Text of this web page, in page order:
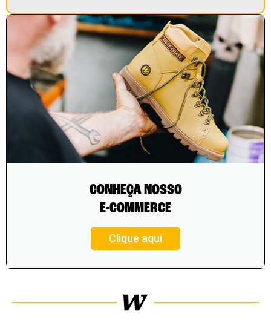
CONHEÇA NOSSO
E-COMMERCE
Clique aqui